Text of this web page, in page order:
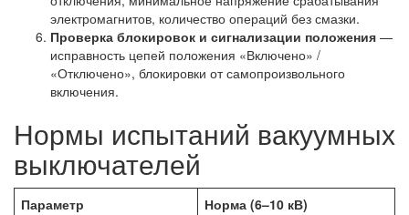
электромагнитов, количество операций без смазки.
Проверка блокировок и сигнализации положения —
исправность цепей положения «Включено» /
«Отключено», блокировки от самопроизвольного
включения.
Нормы испытаний вакуумных
выключателей
Параметр
Норма (6–10 кВ)